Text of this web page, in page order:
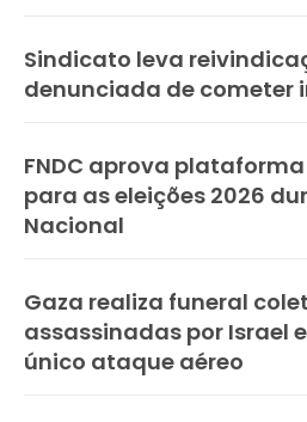
Sindicato leva
denunciada de cometer
FNDC aprova
para as eleições 2026
Nacional
Gaza realiza funeral
assassinadas por Israel
único ataque aéreo